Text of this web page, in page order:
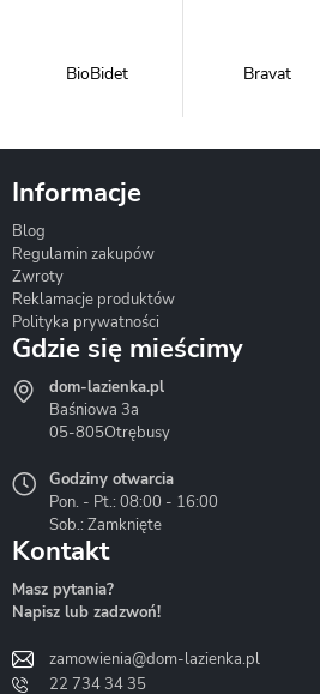
BioBidet Bravat
Hydrostop
Liveno
Informacje
Blog
Regulamin zakupów
Zwroty
Reklamacje produktów
Polityka prywatności
Gdzie się mieścimy
dom-lazienka.pl
Baśniowa 3a
05-805Otrębusy
Godziny otwarcia
Pon. - Pt.: 08:00 - 16:00
Sob.: Zamknięte
Kontakt
Masz pytania?
Napisz lub zadzwoń!
zamowienia@dom-lazienka.pl
22 734 34 35